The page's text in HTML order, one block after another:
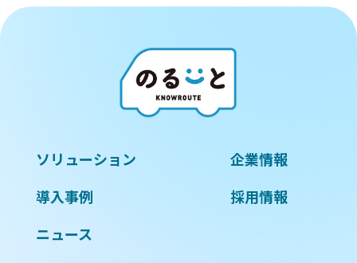
ソリューション
導入事例
ニュース
企業情報
採用情報